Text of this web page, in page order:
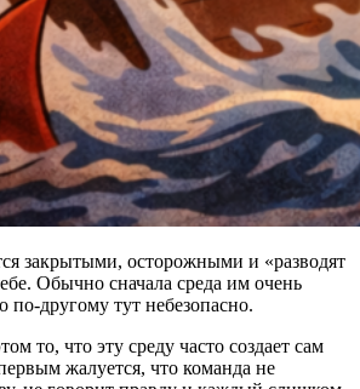
закрытыми, осторожными и «разводят
Обычно сначала среда им очень
по-другому тут небезопасно.
то, что эту среду часто создает сам
жалуется, что команда не